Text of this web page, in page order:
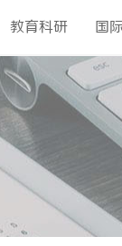
教育科研 国